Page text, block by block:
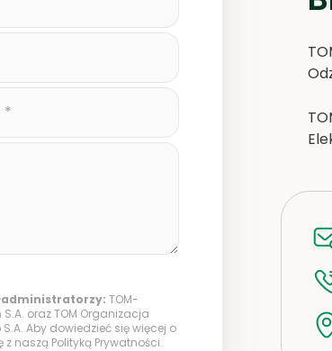
TOM-
S.A. oraz TOM Organizacja
Aby dowiedzieć się więcej o
z naszą Polityką Prywatności.